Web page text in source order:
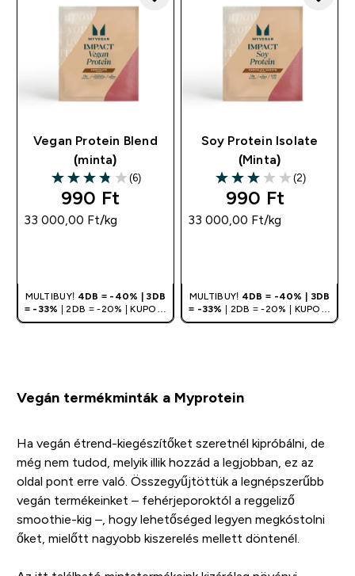
Vegan Protein Blend
(minta)
3.83 out of 5 stars
(6)
990 Ft‎
33 000,00 Ft‎/kg
MULTIBUY! 4DB = -40% | 3DB
= -33%
| 2DB = -20% | KUPON:
DEALHU
Soy Protein Isolate
(Minta)
3 out of 5 stars
(2)
990 Ft‎
33 000,00 Ft‎/kg
MULTIBUY! 4DB = -40% | 3DB
= -33%
| 2DB = -20% | KUPON:
DEALHU
Vegán termékminták a Myprotein
Ha vegán étrend-kiegészítőket szeretnél kipróbálni, de
még nem tudod, melyik illik hozzád a legjobban, ez az
oldal pont erre való. Összegyűjtöttük a legnépszerűbb
vegán termékeinket – fehérjeporoktól a reggeliző
smoothie-kig –, hogy lehetőséged legyen megkóstolni
őket, mielőtt nagyobb kiszerelés mellett döntenél.